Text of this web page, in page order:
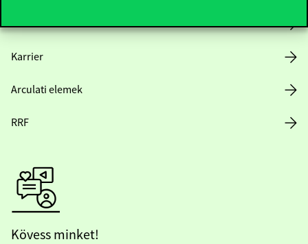
Közérdekű adatok
Karrier
Arculati elemek
RRF
Kövess minket!